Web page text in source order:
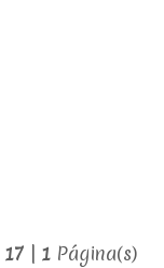
17 | 1 Página(s)